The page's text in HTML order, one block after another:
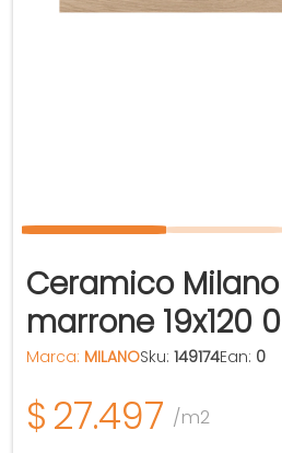
Ceramico
marrone 19x120
Marca: MILANOSku: 149174Ean: 0
$27.497 /m2